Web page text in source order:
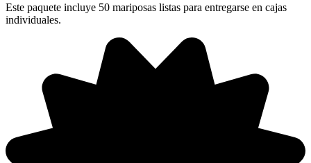
Este paquete incluye 50 mariposas listas para entregarse en cajas
individuales.